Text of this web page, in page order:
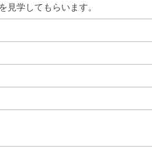
見学してもらいます。